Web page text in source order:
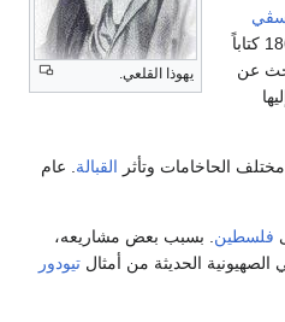
يهوذا القلعي.
الذي أصدر عام 1862 كتاباً
عن
الحاخامات وتأثر القبالة . عام
فلسطين . بسبب بعض مشاريعه،
الحديثة من أمثال تيودور